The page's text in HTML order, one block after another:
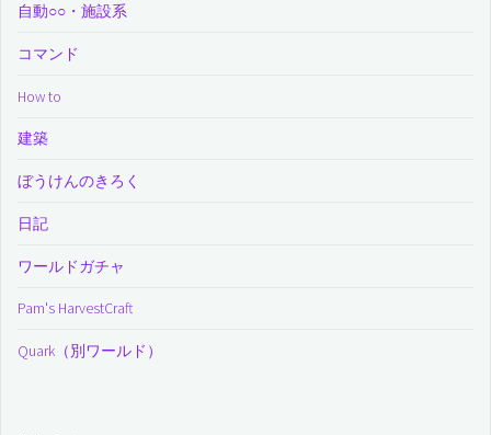
自動○○・施設系
コマンド
How to
建築
ぼうけんのきろく
日記
ワールドガチャ
Pam's HarvestCraft
Quark（別ワールド）